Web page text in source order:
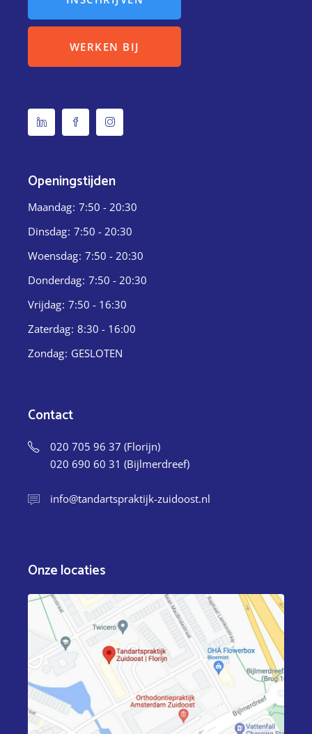
WERKEN BIJ
Openingstijden
Maandag 7:50 - 20:30
Dinsdag 7:50 - 20:30
Woensdag 7:50 - 20:30
Donderdag 7:50 - 20:30
Vrijdag 7:50 - 16:30
Zaterdag 8:30 - 16:00
Zondag GESLOTEN
Contact
020 705 96 37 (Florijn)
020 690 60 31 (Bijlmerdreef)
info@tandartspraktijk-zuidoost.nl
Onze locaties